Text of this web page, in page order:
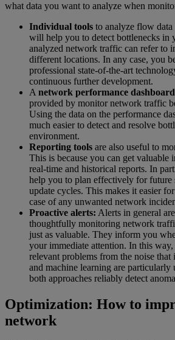
what data you want to analyze when
Individual tools to analyze flow data
will help you to detect bottlenecks in
analyzed network traffic can refer to
different locations. In any case, you
professional state-of-the-art
continuous further development.
A network performance dashboard
provided by monitor network traffic
Using the data on the performance
much easier to detect and resolve
environment.
Reporting tools are also useful to
This is because you can get valuable
real-time and historical reports. In
help you to plan effectively for future
update cycles. This makes it easier
case of any unwanted network
Proactive alerts: Alerts in general
thoughtfully monitoring network
just as valuable. They inform you
your immediate attention. In this way,
relevant problems from the noise that
and machine learning are particularly
both approaches reliably detect
Optimization: How to
network